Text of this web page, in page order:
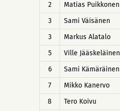
2
Matias Puikkonen
3
Sami Väisänen
3
Markus Alatalo
5
Ville Jääskeläinen
6
Sami Kämäräinen
7
Mikko Kanervo
8
Tero Koivu